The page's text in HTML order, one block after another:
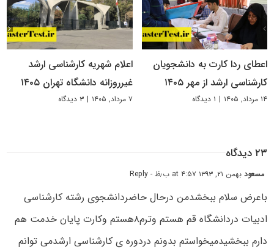
اعطای ردا کارت به دانشجویان
کارشناسی ارشد از مهر ۱۴۰۵
۱۴ مرداد, ۱۴۰۵ | ۱ دیدگاه
اعلام شهریه کارشناسی ارشد
غیرروزانه دانشگاه تهران ۱۴۰۵
۷ مرداد, ۱۴۰۵ | ۳ دیدگاه
۲۳ دیدگاه
مسعودبهمن ۲۱, ۱۳۹۳ at ۴:۵۷ ب٫ظ - Reply
باعرض سلام ببخشدمن درحال حاضردانشجوی رشته کارشناسی
ادبیات دردانشگاه قم هستم وترم۸هستم وکارت پایان خدمت هم
دارم ببخشیدمیخواستم بدونم دردوره ی کارشناسی ارشدمی توانم